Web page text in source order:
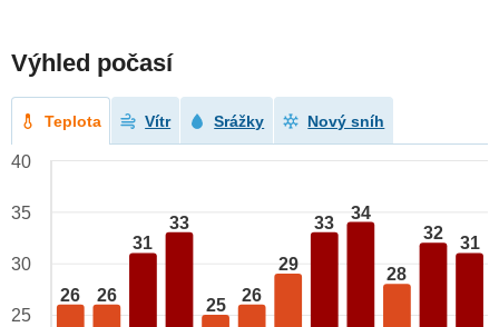
Výhled počasí
Teplota Vítr Srážky Nový sníh
26 26
31
33
25
26
29
33
34
28
32
31
40
35
30
25